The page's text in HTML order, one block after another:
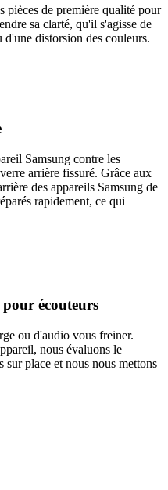
pièces de première qualité pour
sa clarté, qu'il s'agisse de
distorsion des couleurs.
Samsung contre les
arrière fissuré. Grâce aux
des appareils Samsung de
rapidement, ce qui
écouteurs
ou d'audio vous freiner.
nous évaluons le
place et nous nous mettons